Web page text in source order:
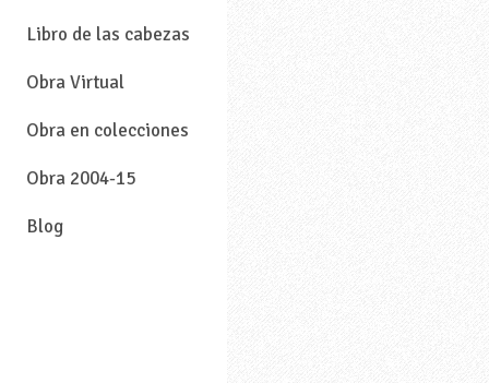
Libro de las cabezas
Obra Virtual
Obra en colecciones
Obra 2004-15
Blog